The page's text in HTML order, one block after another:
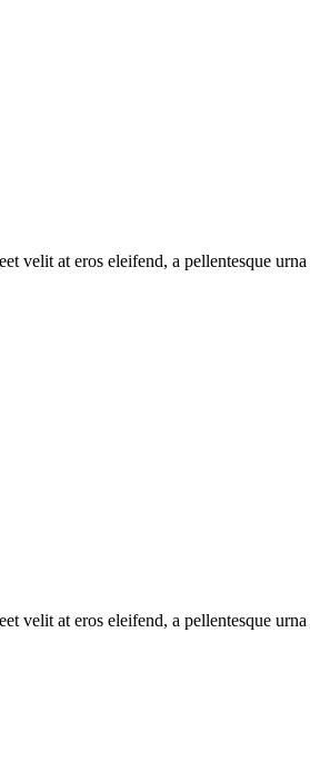
velit at eros eleifend, a pellentesque
velit at eros eleifend, a pellentesque